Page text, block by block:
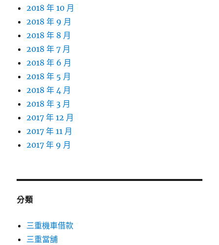
2018 年 10 月
2018 年 9 月
2018 年 8 月
2018 年 7 月
2018 年 6 月
2018 年 5 月
2018 年 4 月
2018 年 3 月
2017 年 12 月
2017 年 11 月
2017 年 9 月
分類
三重機車借款
三重當舖